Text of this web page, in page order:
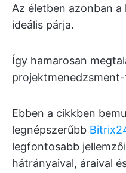
Az életben azonban
ideális párja.
Így hamarosan
Ebben a cikkben
legnépszerűbb
legfontosabb
hátrányaival, áraival